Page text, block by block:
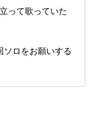
って歌っていた
ソロをお願いする